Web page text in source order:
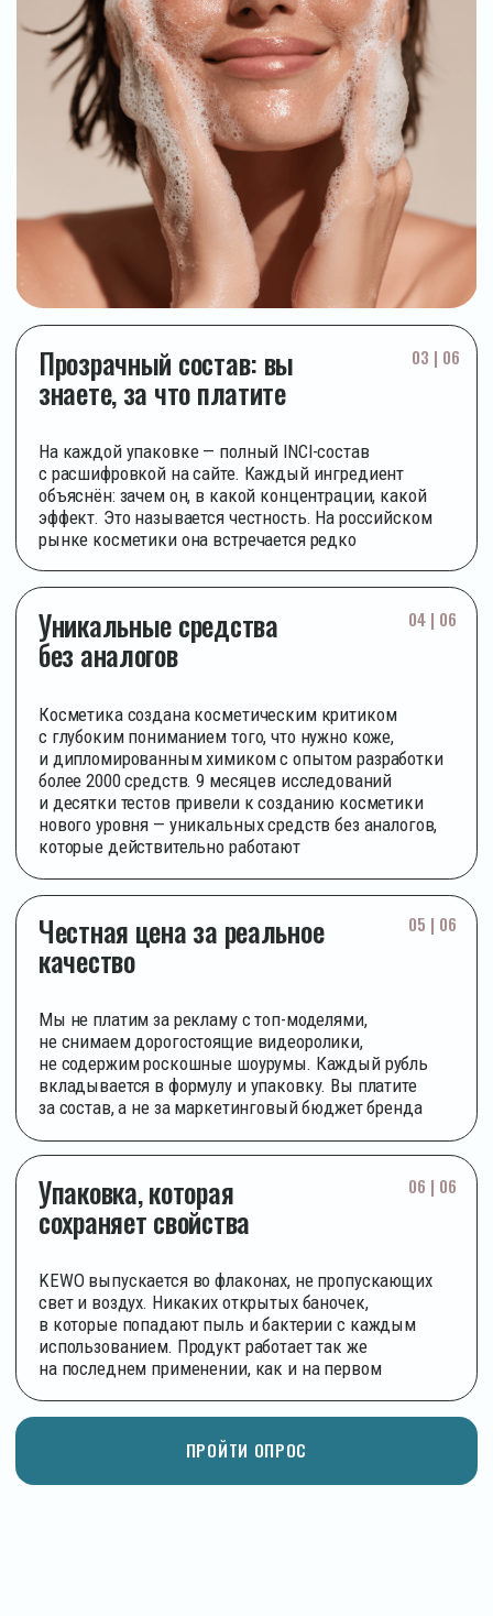
ЭТО НЕ МАРКЕТИНГ —
ЭТО ДОКУМЕНТЫ, КОТОРЫЕ
ВЫ МОЖЕТЕ ЗАПРОСИТЬ
УБОРКА 2 РАЗА В ДЕНЬ
И СМЕННАЯ ФОРМА.
ГОСТ 31696−2012,
31460−2012, 31679−2012.
Мы сами контролируем каждый этап
производства. Не сдаём на аутсорс
по готовой формуле, а разрабатываем
и производим под строгим контролем
в R&D-центре в Московской области
Соответствие ГОСТ 31696-2012, 31460-
Продукт на последнем использовании работает
так же, как на первом
Флакон KEWO не пропускает
свет и воздух
банка — это бактерии, окисление активов
и деградация формулы после первого же открытия
Мы не выпускаем косметику
в открытых баночках
Многоуровневый
контроль качества
форма персонала
и сменная обувь
на производстве
Флаконы без
доступа воздуха
и света — сохраняют
до последней капли
документация
на каждый
по запросу